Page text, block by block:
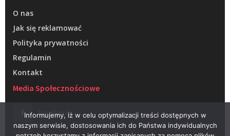
O nas
Jak się reklamować
Polityka prywatności
Regulamin
Kontakt
Media Społecznościowe
Facebook
Informujemy, iż w celu optymalizacji treści dostępnych w
naszym serwisie, dostosowania ich do Państwa indywidualnych